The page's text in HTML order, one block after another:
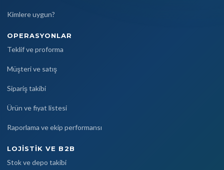
Kimlere uygun?
OPERASYONLAR
Teklif ve proforma
Müşteri ve satış
Sipariş takibi
Ürün ve fiyat listesi
Raporlama ve ekip performansı
LOJISTIK VE B2B
Stok ve depo takibi